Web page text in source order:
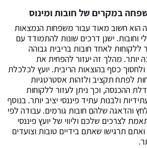
במקרים של חובות ומינוס
הוא חשוב מאוד עבור משפחות הנמצאות
וחובות. ישנן דרכים שונות להתמודד עם
ללקוחות לאחד חובות בריבית גבוהה
יותר. מהלך זה יעזור להפחית את
כסף בהוצאות הריבית. יועץ לכלכלת
לפתח תקציב ולזהות אסטרטגיות
ההכנסה, וכך ניתן לעזור ללקוחות
ולבנות עתיד פיננסי יציב יותר. בנוסף
והדאגה שלהם חובות גורמים. עבודה לפי
לצרכים שלכם וליווי של יועץ פיננסי
תרגישו שאתם בידיים טובות וצועדים